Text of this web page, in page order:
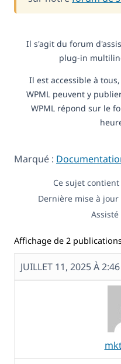
Il s'agit du forum
plug-in
Il est accessible à
WPML peuvent y
WPML répond sur le
Marqué :
Ce sujet
Dernière mise à
Affichage de 2
JUILLET 11, 2025 À